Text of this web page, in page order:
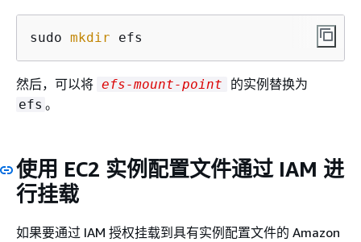
sudo mkdir efs
然后，可以将 efs-mount-point 的实例替换为
efs 。
使用 EC2 实例配置文件通过 IAM 进
行挂载
如果要通过 IAM 授权挂载到具有实例配置文件的 Amazon